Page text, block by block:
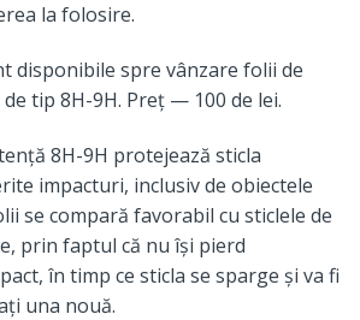
la folosire.
disponibile spre vânzare folii de
tip 8H-9H. Preț — 100 de lei.
8H-9H protejează sticla
impacturi, inclusiv de obiectele
se compară favorabil cu sticlele de
prin faptul că nu își pierd
în timp ce sticla se sparge și va fi
una nouă.